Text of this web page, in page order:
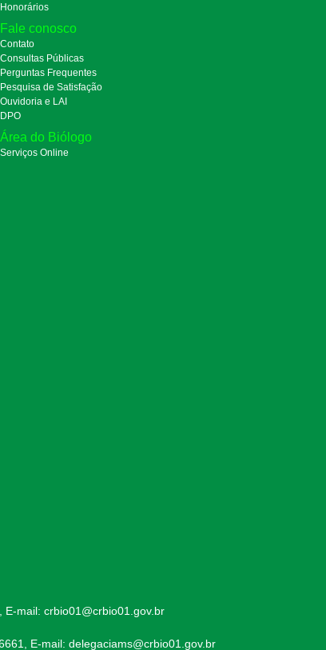
Honorários
Fale conosco
Contato
Consultas Públicas
Perguntas Frequentes
Pesquisa de Satisfação
Ouvidoria e LAI
DPO
Área do Biólogo
Serviços Online
mail: crbio01@crbio01.gov.br
E-mail: delegaciams@crbio01.gov.br